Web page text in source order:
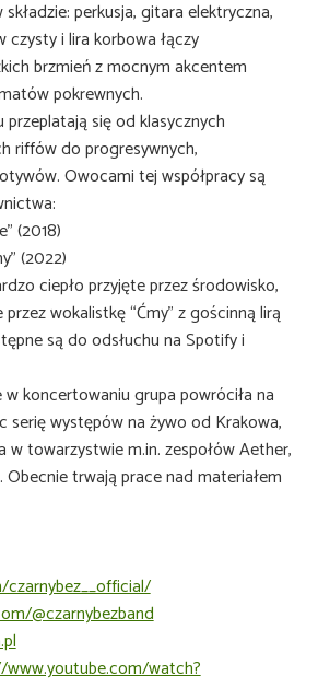
perkusja, gitara elektryczna,
czysty i lira korbowa łączy
brzmień z mocnym akcentem
pokrewnych.
przeplatają się od klasycznych
riffów do progresywnych,
Owocami tej współpracy są
(2018)
(2022)
ciepło przyjęte przez środowisko,
wokalistkę “Ćmy” z gościnną lirą
są do odsłuchu na Spotify i
w koncertowaniu grupa powróciła na
serię występów na żywo od Krakowa,
w towarzystwie m.in. zespołów Aether,
Obecnie trwają prace nad materiałem
@czarnybezband
watch?